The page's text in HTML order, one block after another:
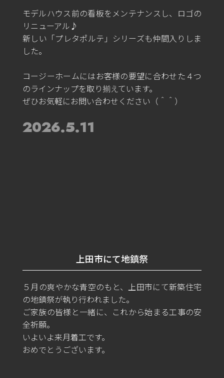
モデルハウス前の看板をメンテナンスし、ロゴの
リニューアル♪
新しい「プレタポルテ」シリーズも仲間入りしま
した。
コージーホームにはお客様の要望に合わせた４つ
のラインナップを取り揃えています。
ぜひお気軽にお問い合わせください（＾＾）
2026.5.11
上田市にて地鎮祭
５月の爽やかな青空のもと、上田市にて新築住宅
の地鎮祭が執り行われました。
ご家族の皆様と一緒に、これから始まる工事の安
全祈願。
いよいよ来月着工です。
おめでとうございます。